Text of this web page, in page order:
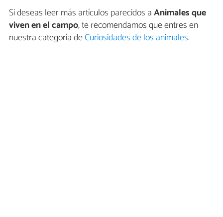
Si deseas leer más artículos parecidos aAnimales que
viven en el campo, te recomendamos que entres en
nuestra categoría deCuriosidades de los animales.